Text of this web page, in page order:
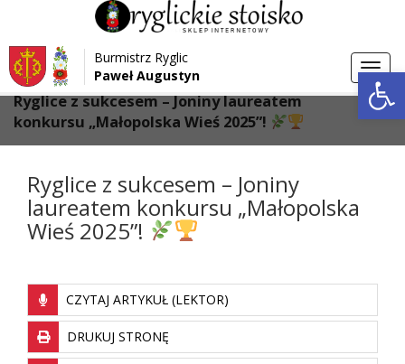
Przejdź do menu
Przejdź do głównej treści strony
Przejdź do stopki strony
Burmistrz Ryglic
Paweł Augustyn
Strona główna > Aktualności
Ryglice z sukcesem – Joniny laureatem
konkursu „Małopolska Wieś 2025”!
Ryglice z sukcesem – Joniny
laureatem konkursu „Małopolska
Wieś 2025”!
CZYTAJ ARTYKUŁ (LEKTOR)
DRUKUJ STRONĘ